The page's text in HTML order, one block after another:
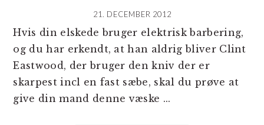
21. DECEMBER 2012
Hvis din elskede bruger elektrisk barbering,
og du har erkendt, at han aldrig bliver Clint
Eastwood, der bruger den kniv der er
skarpest incl en fast sæbe, skal du prøve at
give din mand denne væske ...